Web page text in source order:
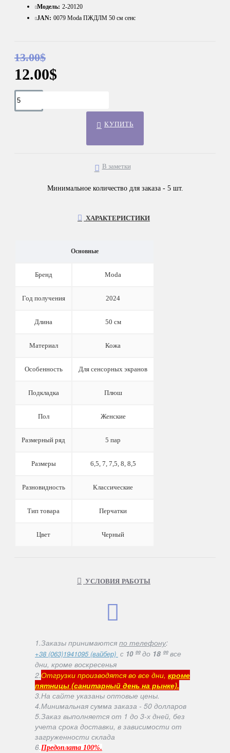
13.00$
12.00$
Модель: 2-20120
JAN: 0079 Moda ПЖДЛМ 50 см сенс
КУПИТЬ
В заметки
Минимальное количество для заказа - 5 шт.
ХАРАКТЕРИСТИКИ
Основные
Бренд Moda
Год получения 2024
Длина 50 см
Материал Кожа
Особенность Для сенсорных экранов
Подкладка Плюш
Пол Женские
Размерный ряд 5 пар
Размеры 6,5, 7, 7,5, 8, 8,5
Разновидность Классические
Тип товара Перчатки
Цвет Черный
УСЛОВИЯ РАБОТЫ
1.Заказы принимаются по телефону:
+38 (063)1941095 (вайбер) с 10 ººдо 18 ººвсе
дни, кроме воскресенья
2.Отгрузки производятся во все дни, кроме
пятницы (санитарный день на рынке).
3.На сайте указаны оптовые цены.
4.Минимальная сумма заказа - 50 долларов
5.Заказ выполняется от 1 до 3-х дней, без
учета срока доставки, в зависимости от
загруженности склада
6.Предоплата 100%.